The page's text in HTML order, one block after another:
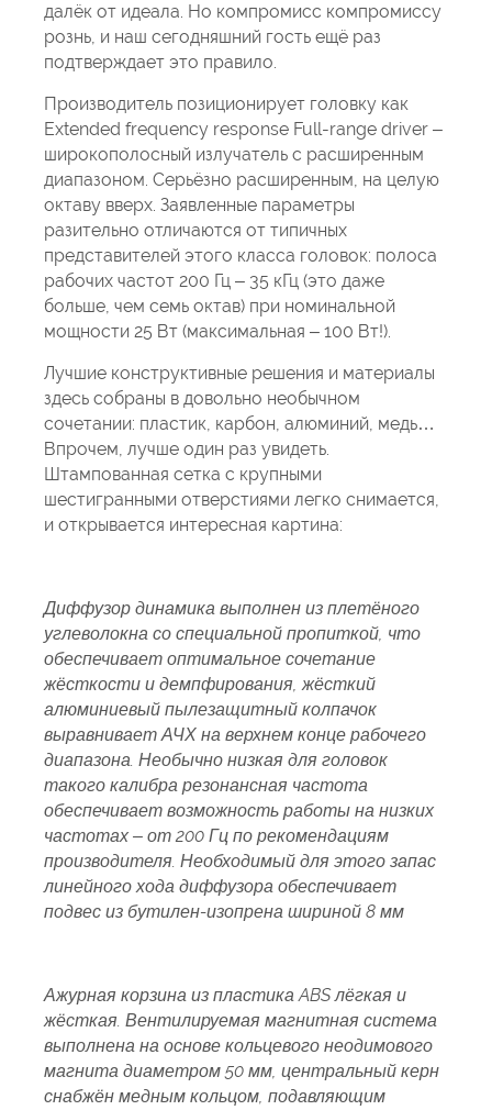
далёк от идеала. Но компромисс компромиссу
рознь, и наш сегодняшний гость ещё раз
подтверждает это правило.
Производитель позиционирует головку как
Extended frequency response Full-range driver –
широкополосный излучатель с расширенным
диапазоном. Серьёзно расширенным, на целую
октаву вверх. Заявленные параметры
разительно отличаются от типичных
представителей этого класса головок: полоса
рабочих частот 200 Гц – 35 кГц (это даже
больше, чем семь октав) при номинальной
мощности 25 Вт (максимальная – 100 Вт!).
Лучшие конструктивные решения и материалы
здесь собраны в довольно необычном
сочетании: пластик, карбон, алюминий, медь…
Впрочем, лучше один раз увидеть.
Штампованная сетка с крупными
шестигранными отверстиями легко снимается,
и открывается интересная картина:
Диффузор динамика выполнен из плетёного
углеволокна со специальной пропиткой, что
обеспечивает оптимальное сочетание
жёсткости и демпфирования, жёсткий
алюминиевый пылезащитный колпачок
выравнивает АЧХ на верхнем конце рабочего
диапазона. Необычно низкая для головок
такого калибра резонансная частота
обеспечивает возможность работы на низких
частотах – от 200 Гц по рекомендациям
производителя. Необходимый для этого запас
линейного хода диффузора обеспечивает
подвес из бутилен-изопрена шириной 8 мм
Ажурная корзина из пластикаABSлёгкая и
жёсткая. Вентилируемая магнитная система
выполнена на основе кольцевого неодимового
магнита диаметром 50 мм, центральный керн
снабжён медным кольцом, подавляющим